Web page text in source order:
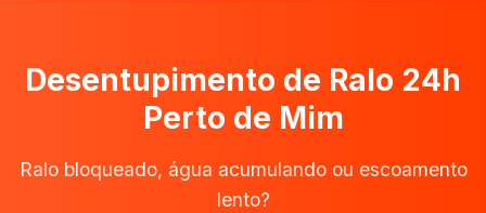
Desentupimento de Ralo 24h
Perto de Mim
Ralo bloqueado, água acumulando ou escoamento
lento?